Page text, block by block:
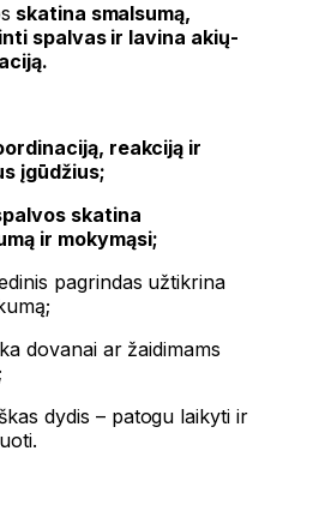
skatina smalsumą,
spalvas ir lavina akių-
reakciją ir
įgūdžius;
skatina
ir mokymąsi;
pagrindas užtikrina
dovanai ar žaidimams
dydis – patogu laikyti ir